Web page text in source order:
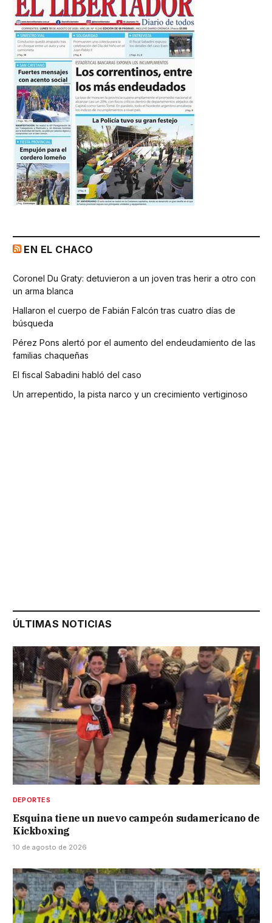
EN EL CHACO
Coronel Du Graty: detuvieron a un joven tras herir a otro con
un arma blanca
Hallaron el cuerpo de Fabián Falcón tras cuatro días de
búsqueda
Pérez Pons alertó por el aumento del endeudamiento de las
familias chaqueñas
El fiscal Sabadini habló del caso
Un arrepentido, la pista narco y un crecimiento vertiginoso
ÚLTIMAS NOTICIAS
DEPORTES
Esquina tiene un nuevo campeón sudamericano de
Kickboxing
10 de agosto de 2026